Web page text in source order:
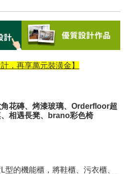
，再享萬元裝潢金 】
花磚、烤漆玻璃、Orderfloor超
、相遇長凳、brano彩色椅
型的機能櫃，將鞋櫃、污衣櫃、